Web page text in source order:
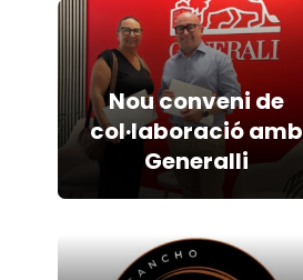
Nou conveni de
col·laboració amb
Generalli